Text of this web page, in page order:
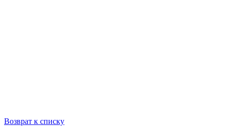
Возврат к списку